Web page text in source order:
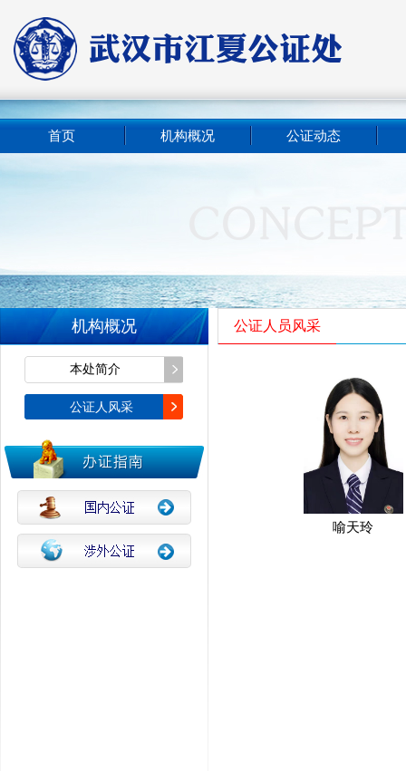
首页 机构概况 公证动态
机构概况
本处简介
公证人风采
公证人员风采
喻天玲